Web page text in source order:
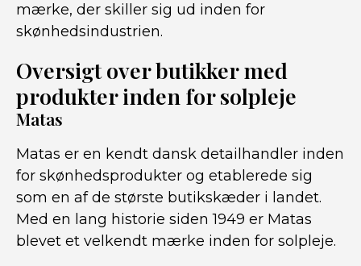
mærke, der skiller sig ud inden for
skønhedsindustrien.
Oversigt over butikker med
produkter inden for solpleje
Matas
Matas er en kendt dansk detailhandler inden
for skønhedsprodukter og etablerede sig
som en af ​​de største butikskæder i landet.
Med en lang historie siden 1949 er Matas
blevet et velkendt mærke inden for solpleje.